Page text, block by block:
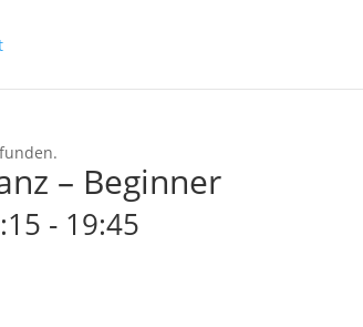
– Beginner
- 19:45